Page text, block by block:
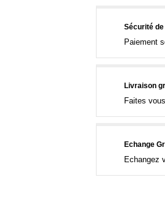
Sécurité
Paiement
Livraison
Faites
Echange
Echangez